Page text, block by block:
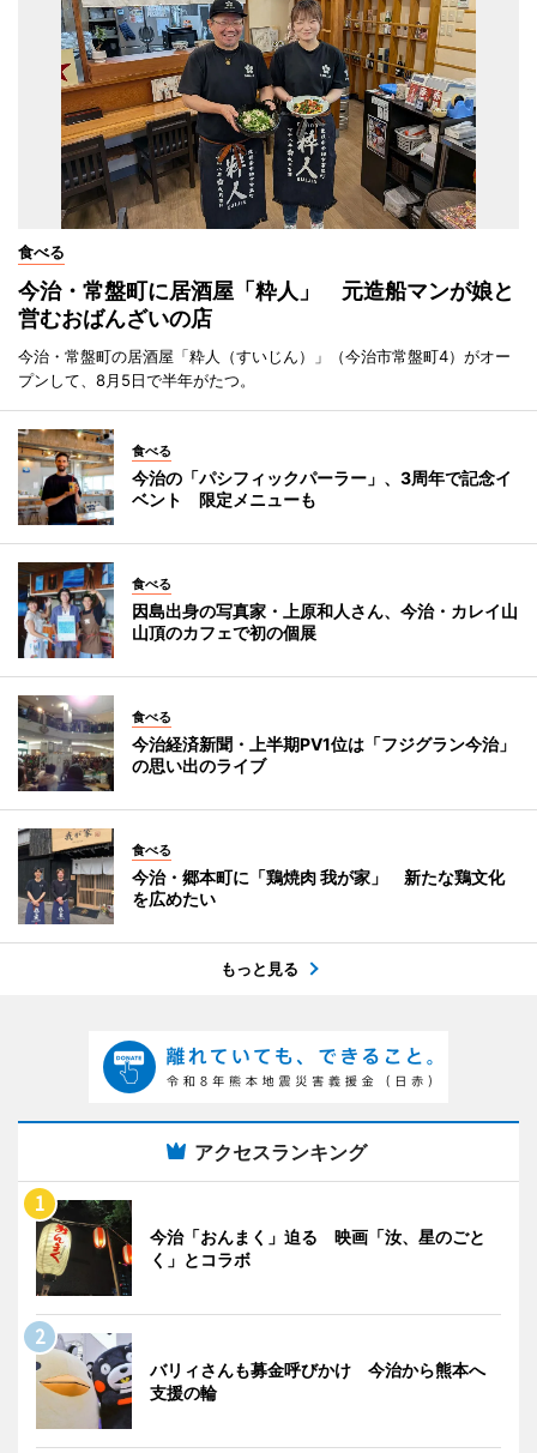
食べる
今治・常盤町に居酒屋「粋人」 元造船マンが娘と
営むおばんざいの店
今治・常盤町の居酒屋「粋人（すいじん）」（今治市常盤町4）がオー
プンして、8月5日で半年がたつ。
食べる
今治の「パシフィックパーラー」、3周年で記念イ
ベント 限定メニューも
食べる
因島出身の写真家・上原和人さん、今治・カレイ山
山頂のカフェで初の個展
食べる
今治経済新聞・上半期PV1位は「フジグラン今治」
の思い出のライブ
食べる
今治・郷本町に「鶏焼肉 我が家」 新たな鶏文化
を広めたい
もっと見る
アクセスランキング
今治「おんまく」迫る 映画「汝、星のごと
く」とコラボ
バリィさんも募金呼びかけ 今治から熊本へ
支援の輪